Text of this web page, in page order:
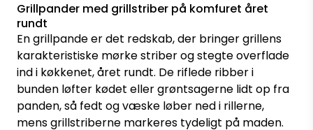
Grillpander med grillstriber på komfuret året
rundt
En grillpande er det redskab, der bringer grillens
karakteristiske mørke striber og stegte overflade
ind i køkkenet, året rundt. De riflede ribber i
bunden løfter kødet eller grøntsagerne lidt op fra
panden, så fedt og væske løber ned i rillerne,
mens grillstriberne markeres tydeligt på maden.